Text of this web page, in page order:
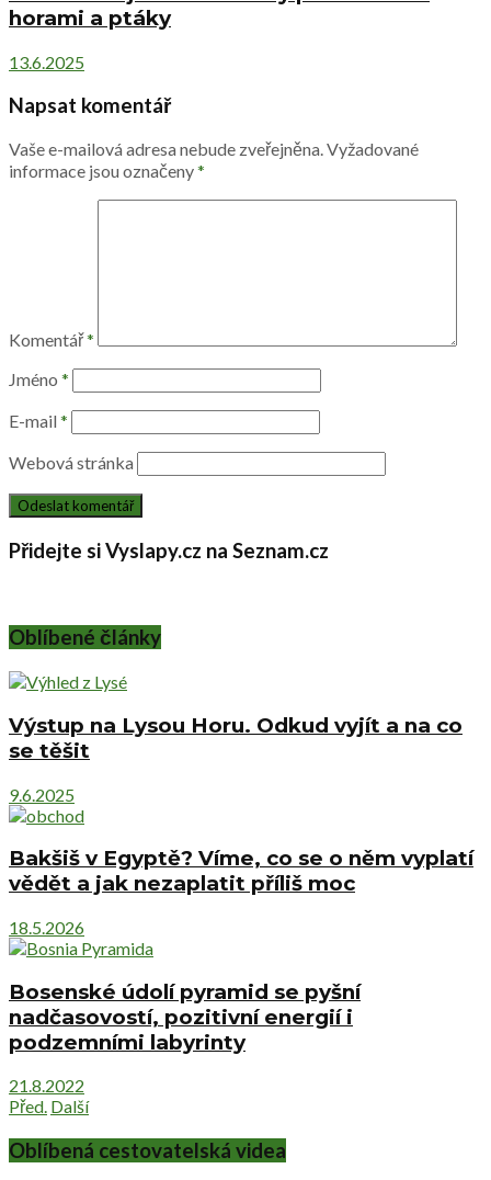
horami a ptáky
13.6.2025
Napsat komentář
Vaše e-mailová adresa nebude zveřejněna.Vyžadované
informace jsou označeny*
Komentář*
Jméno *
E-mail *
Webová stránka
Přidejte si Vyslapy.cz na Seznam.cz
Oblíbené články
Výstup na Lysou Horu. Odkud vyjít a na co
se těšit
9.6.2025
Bakšiš v Egyptě? Víme, co se o něm vyplatí
vědět a jak nezaplatit příliš moc
18.5.2026
Bosenské údolí pyramid se pyšní
nadčasovostí, pozitivní energií i
podzemními labyrinty
21.8.2022
Před. Další
Oblíbená cestovatelská videa